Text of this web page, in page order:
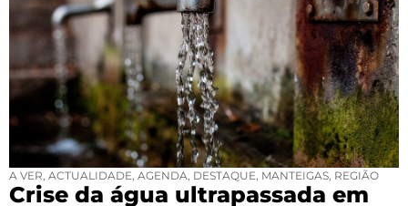
A VER, ACTUALIDADE, AGENDA, DESTAQUE, MANTEIGAS, REGIÃO
Crise da água ultrapassada em